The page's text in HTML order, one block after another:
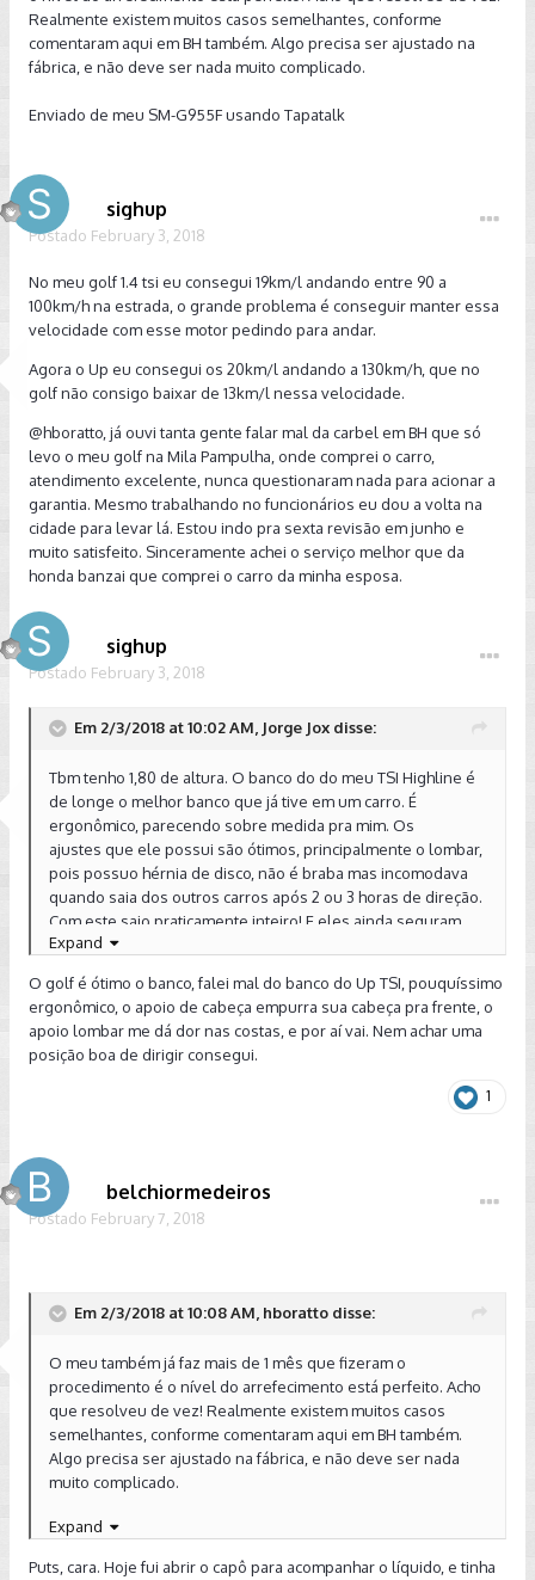
Realmente existem muitos casos semelhantes, conforme
comentaram aqui em BH também. Algo precisa ser ajustado na
fábrica, e não deve ser nada muito complicado.
Enviado de meu SM-G955F usando Tapatalk
sighup
Postado February 3, 2018
No meu golf 1.4 tsi eu consegui 19km/l andando entre 90 a
100km/h na estrada, o grande problema é conseguir manter essa
velocidade com esse motor pedindo para andar.
Agora o Up eu consegui os 20km/l andando a 130km/h, que no
golf não consigo baixar de 13km/l nessa velocidade.
@hboratto , já ouvi tanta gente falar mal da carbel em BH que só
levo o meu golf na Mila Pampulha, onde comprei o carro,
atendimento excelente, nunca questionaram nada para acionar a
garantia. Mesmo trabalhando no funcionários eu dou a volta na
cidade para levar lá. Estou indo pra sexta revisão em junho e
muito satisfeito. Sinceramente achei o serviço melhor que da
honda banzai que comprei o carro da minha esposa.
sighup
Postado February 3, 2018
Em 2/3/2018 at 10:02 AM, Jorge Jox disse:
Tbm tenho 1,80 de altura. O banco do do meu TSI Highline é
de longe o melhor banco que já tive em um carro. É
ergonômico, parecendo sobre medida pra mim. Os
ajustes que ele possui são ótimos, principalmente o lombar,
pois possuo hérnia de disco, não é braba mas incomodava
quando saia dos outros carros após 2 ou 3 horas de direção.
Com este saio praticamente inteiro! E eles ainda seguram
muito bem em curvas fortes!
Expand
O golf é ótimo o banco, falei mal do banco do Up TSI, pouquíssimo
ergonômico, o apoio de cabeça empurra sua cabeça pra frente, o
apoio lombar me dá dor nas costas, e por aí vai. Nem achar uma
posição boa de dirigir consegui.
1
belchiormedeiros
Postado February 7, 2018
Em 2/3/2018 at 10:08 AM, hboratto disse:
O meu também já faz mais de 1 mês que fizeram o
procedimento é o nível do arrefecimento está perfeito. Acho
que resolveu de vez! Realmente existem muitos casos
semelhantes, conforme comentaram aqui em BH também.
Algo precisa ser ajustado na fábrica, e não deve ser nada
muito complicado.
Enviado de meu SM-G955F usando Tapatalk
Expand
Puts, cara. Hoje fui abrir o capô para acompanhar o líquido, e tinha